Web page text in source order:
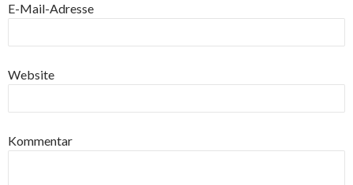
E-Mail-Adresse
Website
Kommentar